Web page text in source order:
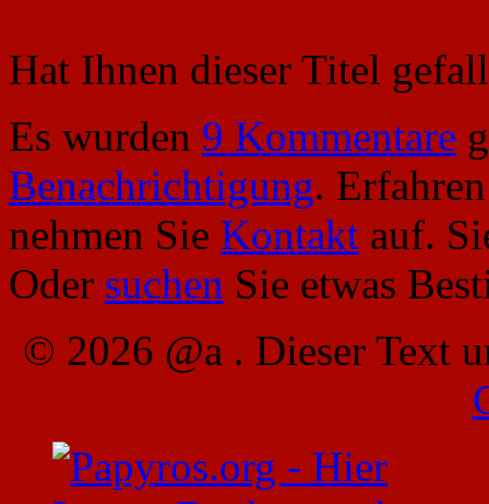
Hat Ihnen dieser Titel
Es wurden 9 Kommentare
Benachrichtigung.
nehmen Sie Kontakt auf.
Oder suchen Sie etwas
© 2026 @a . Dieser Text